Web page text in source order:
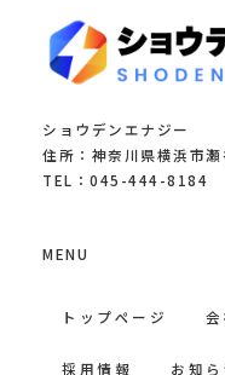
ショウデンエナジー
住所：神奈川県横浜市
TEL：045-444-8184
MENU
トップページ
採用情報 お知ら